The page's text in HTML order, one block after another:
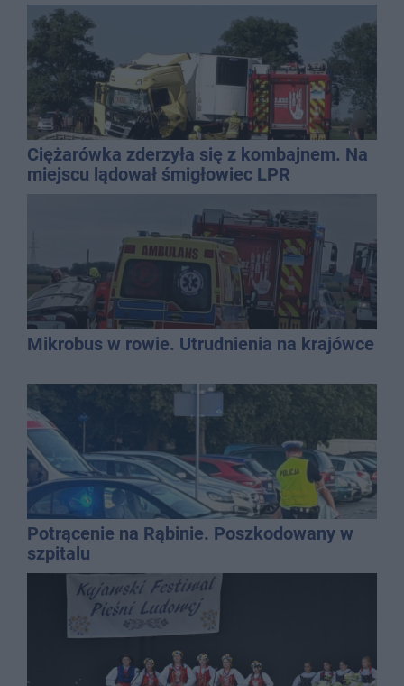
Ciężarówka zderzyła się z kombajnem. Na
miejscu lądował śmigłowiec LPR
Mikrobus w rowie. Utrudnienia na krajówce
Potrącenie na Rąbinie. Poszkodowany w
szpitalu